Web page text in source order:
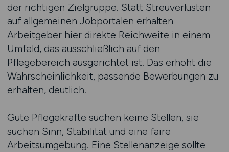
der richtigen Zielgruppe. Statt Streuverlusten
auf allgemeinen Jobportalen erhalten
Arbeitgeber hier direkte Reichweite in einem
Umfeld, das ausschließlich auf den
Pflegebereich ausgerichtet ist. Das erhöht die
Wahrscheinlichkeit, passende Bewerbungen zu
erhalten, deutlich.
Gute Pflegekräfte suchen keine Stellen, sie
suchen Sinn, Stabilität und eine faire
Arbeitsumgebung. Eine Stellenanzeige sollte